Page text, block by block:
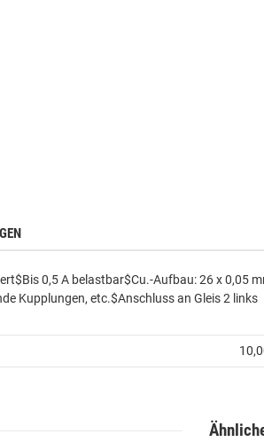
0,5 A belastbar$Cu.-Aufbau: 26 x 0,05
Kupplungen, etc.$Anschluss an Gleis 2 links